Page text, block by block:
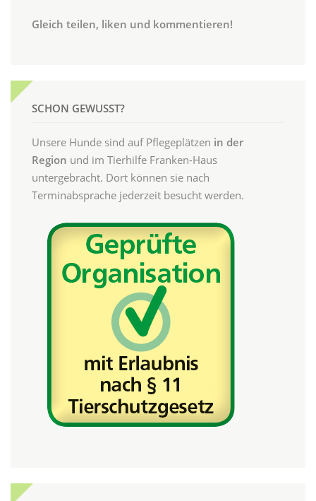
Gleich teilen, liken und kommentieren!
SCHON GEWUSST?
Unsere Hunde sind auf Pflegeplätzen in der
Region und im Tierhilfe Franken-Haus
untergebracht. Dort können sie nach
Terminabsprache jederzeit besucht werden.